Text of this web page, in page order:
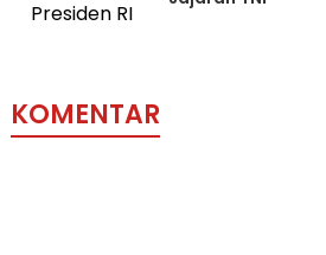
KOMENTAR